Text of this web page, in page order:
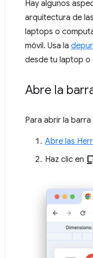
Hay algunos
arquitectura de
laptops o
móvil. Usa la
desde tu laptop o
Abre la
Para abrir la
Abre las
Haz clic en